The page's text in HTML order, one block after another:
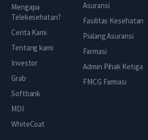
Mengapa
Telekesehatan?
Cerita Kami
Tentang kami
Investor
Grab
Softbank
MDI
WhiteCoat
Asuransi
Fasilitas Kesehatan
Pialang Asuransi
Farmasi
Admin Pihak Ketiga
FMCG Farmasi